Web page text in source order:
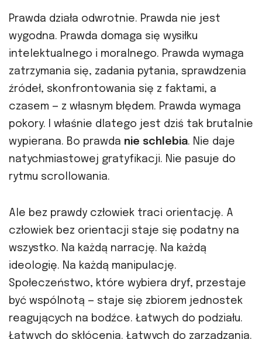
Prawda działa odwrotnie. Prawda nie jest
wygodna. Prawda domaga się wysiłku
intelektualnego i moralnego. Prawda wymaga
zatrzymania się, zadania pytania, sprawdzenia
źródeł, skonfrontowania się z faktami, a
czasem — z własnym błędem. Prawda wymaga
pokory. I właśnie dlatego jest dziś tak brutalnie
wypierana. Bo prawda nie schlebia. Nie daje
natychmiastowej gratyfikacji. Nie pasuje do
rytmu scrollowania.
Ale bez prawdy człowiek traci orientację. A
człowiek bez orientacji staje się podatny na
wszystko. Na każdą narrację. Na każdą
ideologię. Na każdą manipulację.
Społeczeństwo, które wybiera dryf, przestaje
być wspólnotą — staje się zbiorem jednostek
reagujących na bodźce. Łatwych do podziału.
Łatwych do skłócenia. Łatwych do zarządzania.